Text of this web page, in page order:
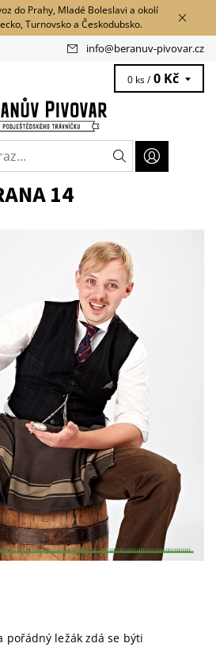
do Prahy, Mladé Boleslavi a okolí
Turnovsko a Českodubsko.
info@beranuv-pivovar.cz
0 ks / 0 Kč
14
pořádný ležák zdá se býti